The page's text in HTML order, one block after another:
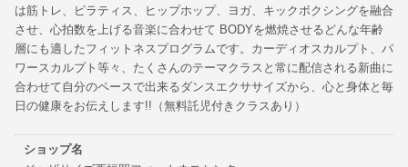
は筋トレ、ピラティス、ヒップホップ、ヨガ、キックボクシングを融合
させ、心拍数を上げる音楽に合わせて BODYを燃焼させるどんな年齢
層にも適したフィットネスプログラムです。カーディオスカルプト、パ
ワースカルプト等々、たくさんのテーマクラスと常に配信される新曲に
合わせて自分のペースで出来るダンスエクササイズから、心と身体と毎
日の健康をお伝えします!!（無料託児付きクラスあり）
ショップ名